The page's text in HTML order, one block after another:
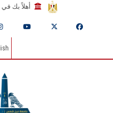
أهلاً بك